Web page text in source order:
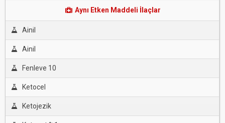
Aynı Etken Maddeli İlaçlar
Ainil
Ainil
Fenleve 10
Ketocel
Ketojezik